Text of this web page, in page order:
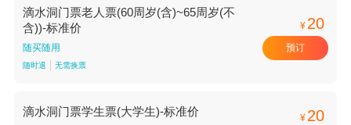
滴水洞门票老人票(60周岁(含)~65周岁(不
含))-标准价
随买随用
随时退 无需换票
¥ 20
预订
滴水洞门票学生票(大学生)-标准价 ¥ 20